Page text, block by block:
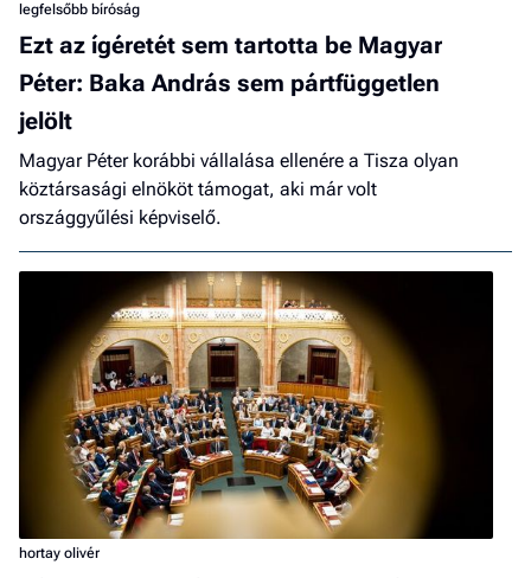
legfelsőbb bíróság
Ezt az ígéretét sem tartotta be Magyar
Péter: Baka András sem pártfüggetlen
jelölt
Magyar Péter korábbi vállalása ellenére a Tisza olyan
köztársasági elnököt támogat, aki már volt
országgyűlési képviselő.
hortay olivér